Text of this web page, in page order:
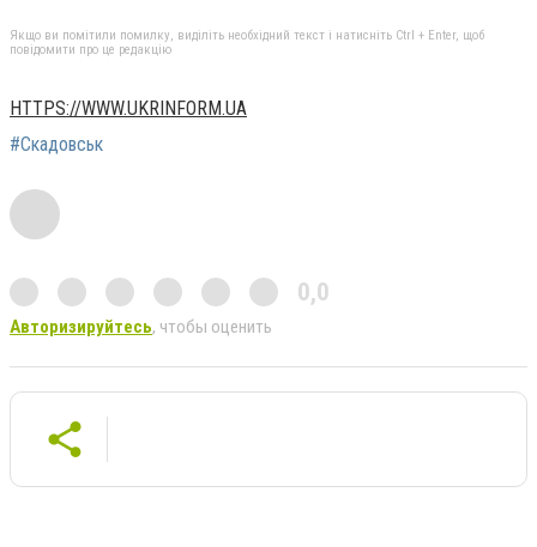
Якщо ви помітили помилку, виділіть необхідний текст і натисніть Ctrl + Enter, щоб
повідомити про це редакцію
HTTPS://WWW.UKRINFORM.UA
#Скадовськ
0,0
Авторизируйтесь, чтобы оценить